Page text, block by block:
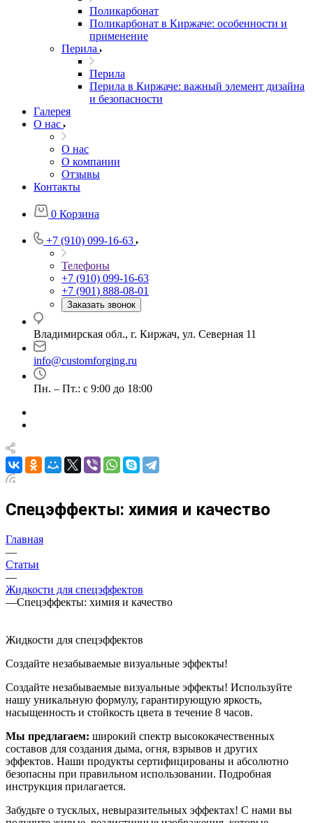
Поликарбонат
Поликарбонат в Киржаче: особенности и
применение
Перила
Перила
Перила в Киржаче: важный элемент дизайна
и безопасности
Галерея
О нас
О нас
О компании
Отзывы
Контакты
0 Корзина
+7 (910) 099-16-63
Телефоны
+7 (910) 099-16-63
+7 (901) 888-08-01
Заказать звонок
Владимирская обл., г. Киржач, ул. Северная 11
info@customforging.ru
Пн. – Пт.: с 9:00 до 18:00
Спецэффекты: химия и качество
Главная
—
Статьи
—
Жидкости для спецэффектов
—Спецэффекты: химия и качество
Жидкости для спецэффектов
Создайте незабываемые визуальные эффекты!
Создайте незабываемые визуальные эффекты! Используйте
нашу уникальную формулу, гарантирующую яркость,
насыщенность и стойкость цвета в течение 8 часов.
Мы предлагаем: широкий спектр высококачественных
составов для создания дыма, огня, взрывов и других
эффектов. Наши продукты сертифицированы и абсолютно
безопасны при правильном использовании. Подробная
инструкция прилагается.
Забудьте о тусклых, невыразительных эффектах! С нами вы